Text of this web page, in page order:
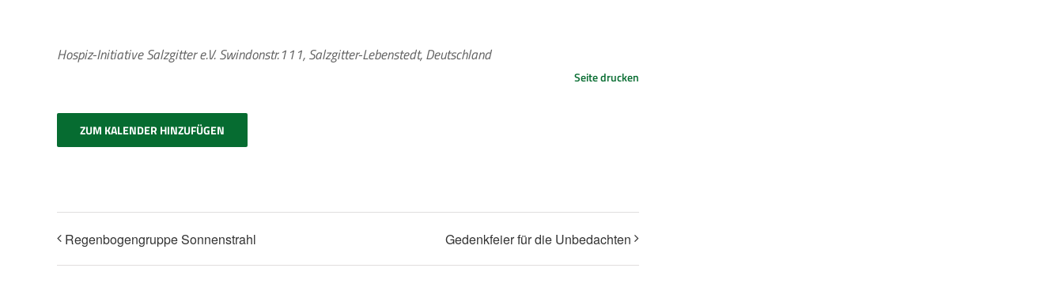
Hospiz-Initiative Salzgitter e.V.Swindonstr.111, Salzgitter-Lebenstedt, Deutschland
Seite drucken
ZUM KALENDER HINZUFÜGEN
Regenbogengruppe Sonnenstrahl Gedenkfeier für die Unbedachten